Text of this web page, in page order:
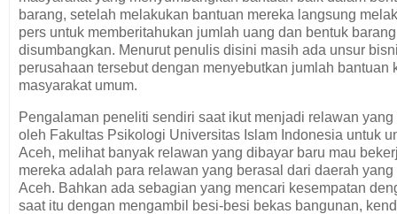
barang, setelah melakukan bantuan mereka langsung
pers untuk memberitahukan jumlah uang dan bentuk
disumbangkan. Menurut penulis disini masih ada unsur
perusahaan tersebut dengan menyebutkan jumlah bantuan
masyarakat umum.
Pengalaman peneliti sendiri saat ikut menjadi relawan
oleh Fakultas Psikologi Universitas Islam Indonesia untuk
Aceh, melihat banyak relawan yang dibayar baru mau
mereka adalah para relawan yang berasal dari daerah
Aceh. Bahkan ada sebagian yang mencari kesempatan
saat itu dengan mengambil besi-besi bekas bangunan,